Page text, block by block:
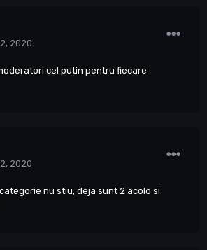
2020
cel putin pentru fiecare
2020
nu stiu, deja sunt 2 acolo si